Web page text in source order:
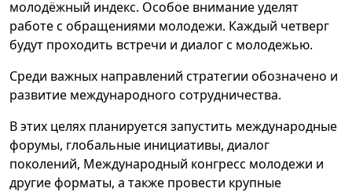
молодёжный индекс. Особое внимание уделят
работе с обращениями молодежи. Каждый четверг
будут проходить встречи и диалог с молодежью.
Среди важных направлений стратегии обозначено и
развитие международного сотрудничества.
В этих целях планируется запустить международные
форумы, глобальные инициативы, диалог
поколений, Международный конгресс молодежи и
другие форматы, а также провести крупные